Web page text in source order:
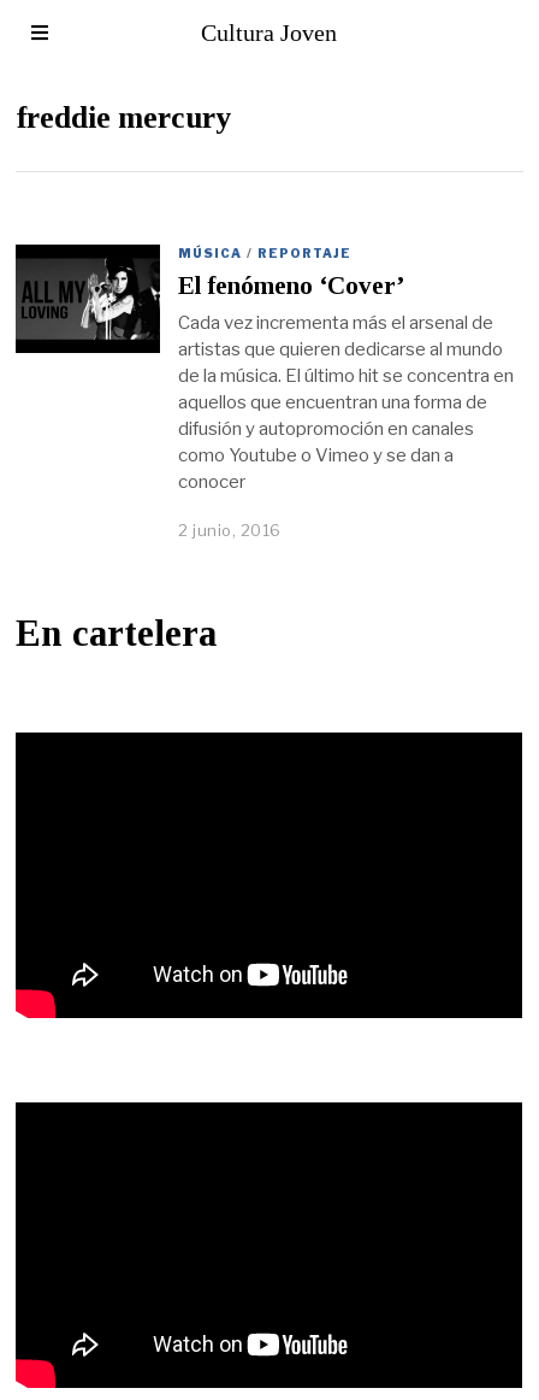
Cultura Joven
freddie mercury
MÚSICA / REPORTAJE
El fenómeno ‘Cover’
Cada vez incrementa más el arsenal de
artistas que quieren dedicarse al mundo
de la música. El último hit se concentra en
aquellos que encuentran una forma de
difusión y autopromoción en canales
como Youtube o Vimeo y se dan a
conocer
2 junio, 2016
En cartelera